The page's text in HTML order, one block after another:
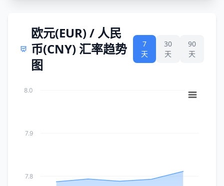
欧元(EUR) / 人民
币(CNY) 汇率趋势
图
7
天
30
天
90
天
7.8
7.9
8.0